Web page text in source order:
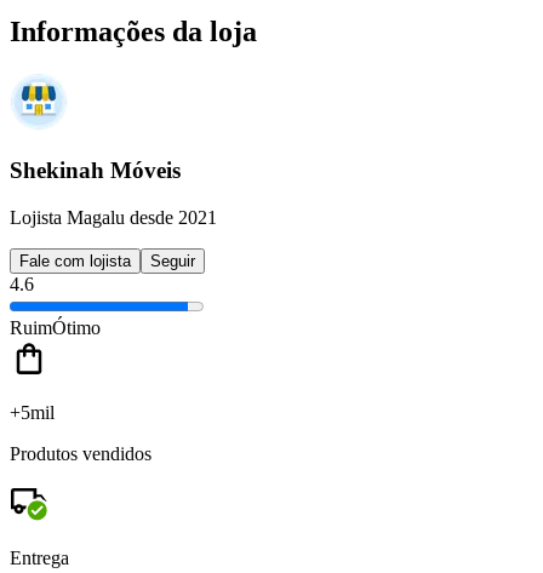
Informações da loja
Shekinah Móveis
Lojista Magalu desde 2021
Fale com lojista Seguir
4.6
RuimÓtimo
+5mil
Produtos vendidos
Entrega